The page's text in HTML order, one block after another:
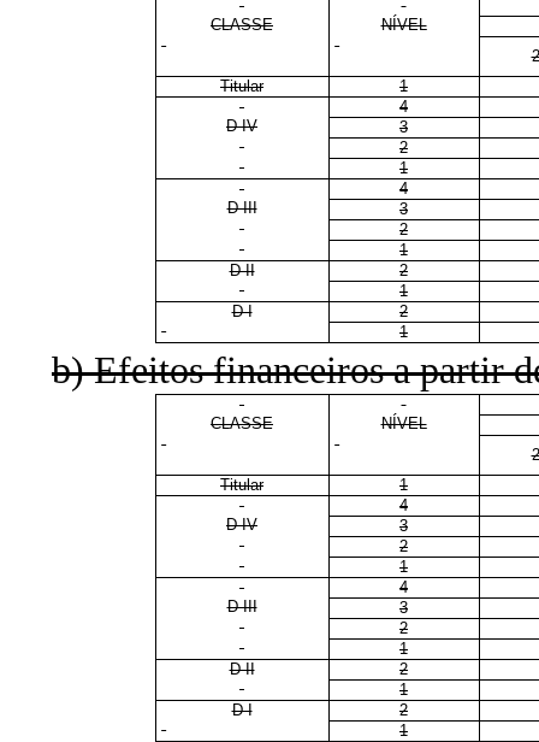
CLASSE
NÍVEL
Titular
1
4
D IV
3
2
1
4
D III
3
2
1
D II
2
1
D I
2
1
b) Efeitos financeiros a partir
CLASSE
NÍVEL
Titular
1
4
D IV
3
2
1
4
D III
3
2
1
D II
2
1
D I
2
1